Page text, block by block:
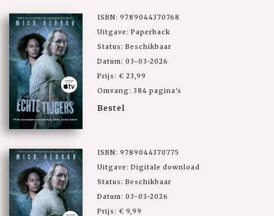
ISBN: 9789044370768
Uitgave: Paperback
Status: Beschikbaar
Datum: 03-03-2026
Prijs: € 23,99
Omvang: 384 pagina's
Bestel
ISBN: 9789044370775
Uitgave: Digitale download
Status: Beschikbaar
Datum: 03-03-2026
Prijs: € 9,99